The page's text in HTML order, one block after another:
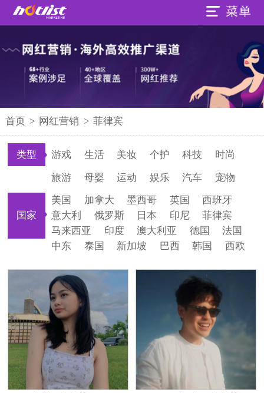
首页 > 网红营销 > 菲律宾
类型 游戏 生活 美妆 个护 科技 时尚
旅游 母婴 运动 娱乐 汽车 宠物
国家
美国 加拿大 墨西哥 英国
西班牙
意大利
俄罗斯 日本 印尼
菲律宾
马来西亚
印度 澳大利亚 德国
法国
中东
泰国 新加坡 巴西 韩国 西欧